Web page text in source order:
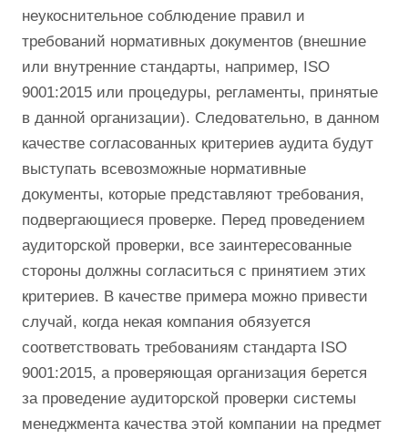
неукоснительное соблюдение правил и
требований нормативных документов (внешние
или внутренние стандарты, например, ISO
9001:2015 или процедуры, регламенты, принятые
в данной организации). Следовательно, в данном
качестве согласованных критериев аудита будут
выступать всевозможные нормативные
документы, которые представляют требования,
подвергающиеся проверке. Перед проведением
аудиторской проверки, все заинтересованные
стороны должны согласиться с принятием этих
критериев. В качестве примера можно привести
случай, когда некая компания обязуется
соответствовать требованиям стандарта ISO
9001:2015, а проверяющая организация берется
за проведение аудиторской проверки системы
менеджмента качества этой компании на предмет